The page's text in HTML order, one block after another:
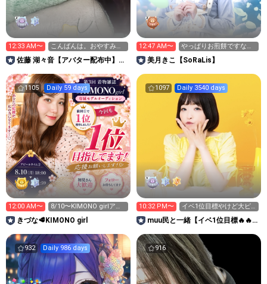
12:33 AM〜
こんばんは。おやすみな
さいませ。
佐藤 湖々音【アバター配布中】
12:47 AM〜
やっぱりお煎餅ですなぁ
🍘焼きませんよ
美月きこ【SoRaLis】
1105 Daily 59 days
12:00 AM〜
8/10〜KIMONO girlアピ
イベ！！
きづな🥩KIMONO girl
1097 Daily 3540 days
10:32 PM〜
イベ1位目標やけど大ピ
ンチ😭🔥
muu民と一緒【イベ1位目標🔥🔥
932 Daily 986 days 916